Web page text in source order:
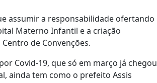
assumir a responsabilidade ofertando
Materno Infantil e a criação
de Convenções.
Covid-19, que só em março já chegou
ainda tem como o prefeito Assis